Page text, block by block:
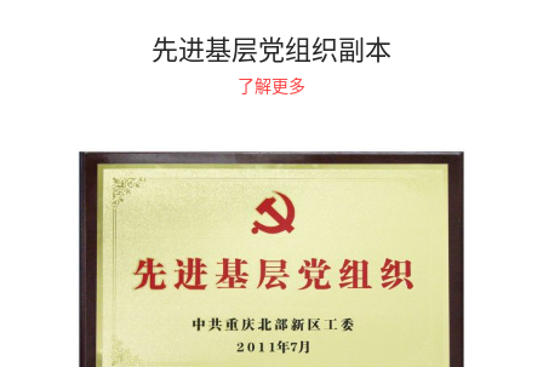
先进基层党组织副本
了解更多